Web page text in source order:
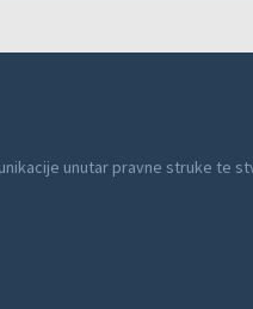
unutar pravne struke te